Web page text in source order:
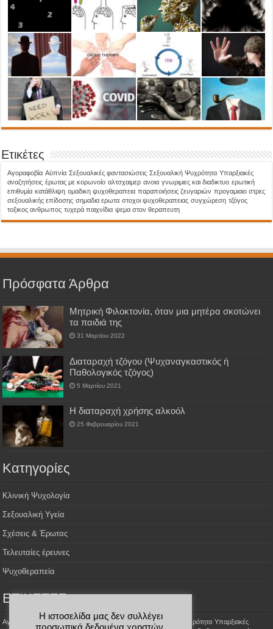
Ετικέτες
Aγοραφοβία Αϋπνία Σεξουαλικές φαντασιώσεις Σεξουαλική Ψυχρότητα Υπαρξιακές
αναζητήσεις έρωτας με κορωνοίο αλτσχαιμερ ανοια γνωριμιες και διαδικτυο ερωτική
επιθυμία κατάθλιψη ομαδικη ψυχοθεραπεια παραποιήσεις ζευγαριών προγαμιαιο στρες
σεξουαλικής επίδοσης σημαδια ερωτα στοχοι ψυχοθεραπειας συγχώρεση τζόγος
τοξικος ανθρωπος τυχερά παιχνίδια ψεμα στον θεραπευτη
Πρόσφατα Άρθρα
Μητρική Φιλοκτονία, όταν μια μητέρα σκοτώνει
τα παιδιά της
31 Μαρτίου 2022
Διαταραχή τζόγου (Ψυχαναγκαστικός ή
Παθολογικός τζόγος)
5 Μαρτίου 2021
H διαταραχή χρήσης αλκοόλ
25 Φεβρουαρίου 2021
Kατηγορίες
Κλινική Ψυχολογία
Σεξουαλική Υγεία
Σχέσεις & Έρωτας
Τελευταίες έρευνες
Ψυχοθεραπεία
ΕΤΙΚΕΤΕΣ
Aγοραφοβία Αϋπνία Σεξουαλικές φαντασιώσεις Σεξουαλική Ψυχρότητα Υπαρξιακές
Η ιστοσελίδα μας δεν συλλέγει